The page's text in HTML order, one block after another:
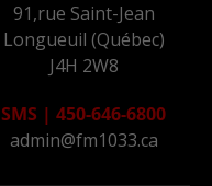
91,rue Saint-Jean
Longueuil (Québec)
J4H 2W8
SMS | 450-646-6800
admin@fm1033.ca